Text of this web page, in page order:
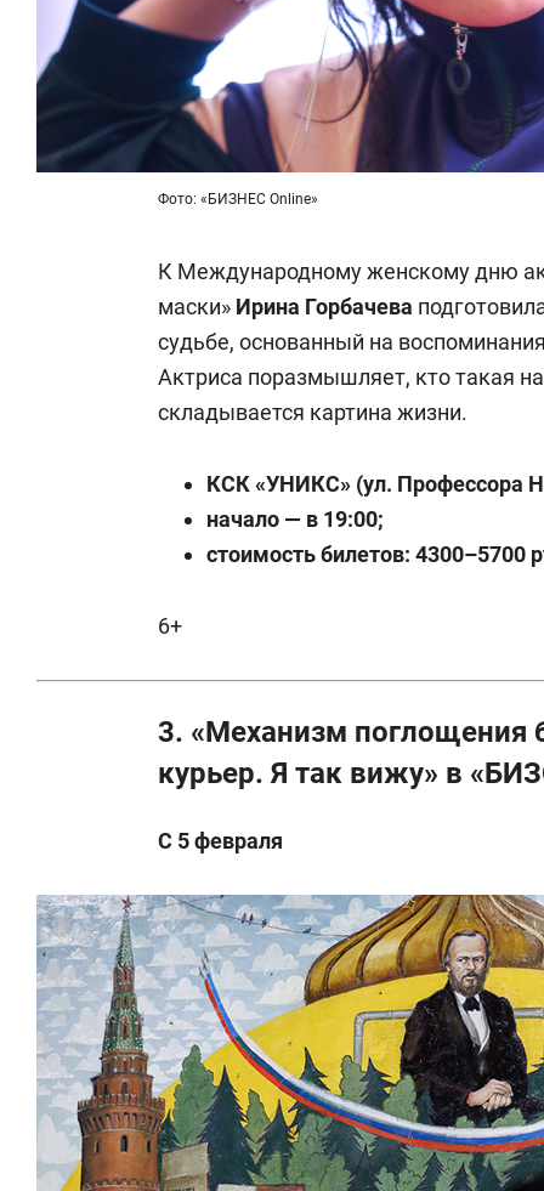
Фото: «БИЗНЕС Online»
К Международному женскому дню
маски» Ирина Горбачева
судьбе, основанный на
Актриса поразмышляет, кто такая
складывается картина жизни.
КСК «УНИКС» (ул. Профессора
начало — в 19:00;
стоимость билетов: 4300–5700
6+
3. «Механизм поглощения
курьер. Я так вижу» в
С 5 февраля